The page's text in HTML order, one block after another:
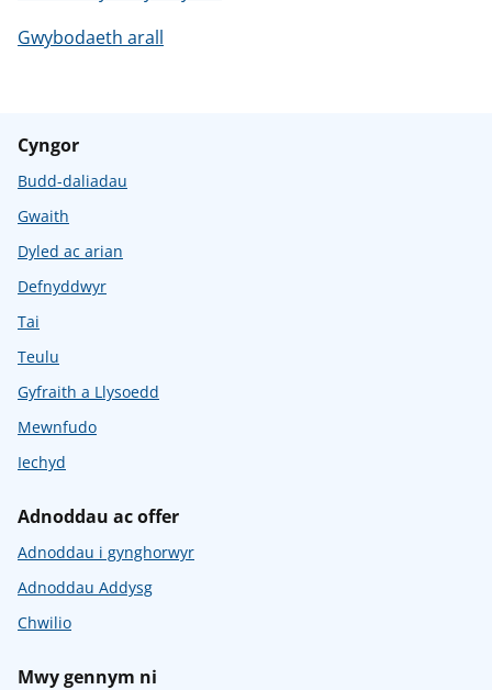
Gwybodaeth arall
Cyngor
Budd-daliadau
Gwaith
Dyled ac arian
Defnyddwyr
Tai
Teulu
Gyfraith a Llysoedd
Mewnfudo
Iechyd
Adnoddau ac offer
Adnoddau i gynghorwyr
Adnoddau Addysg
Chwilio
Mwy gennym ni